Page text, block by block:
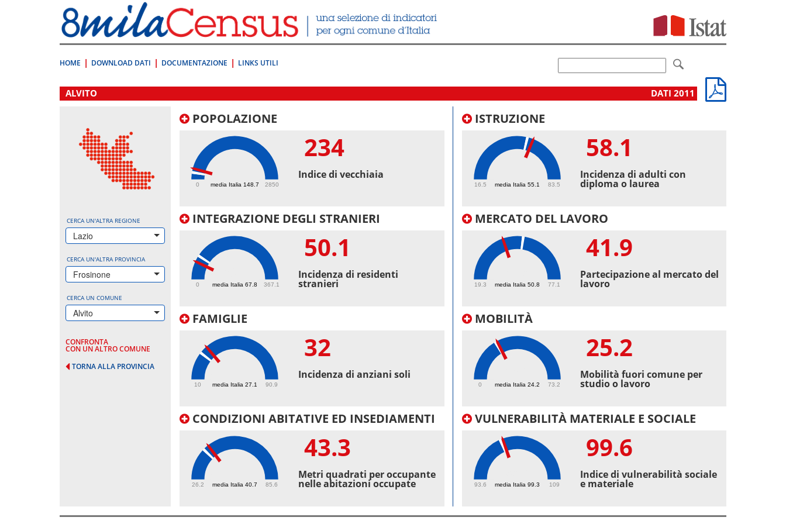
direttamente
a:
Contenuto
HOME DOWNLOAD DATI DOCUMENTAZIONE LINKS UTILI
.
ALVITO DATI 2011
CERCA UN'ALTRA REGIONE
Lazio
CERCA UN'ALTRA PROVINCIA
Frosinone
CERCA UN COMUNE
Alvito
CONFRONTA
CON UN ALTRO COMUNE
TORNA ALLA PROVINCIA
POPOLAZIONE
media Italia 148.7
0 2850
234
Indice di vecchiaia
INTEGRAZIONE DEGLI STRANIERI
media Italia 67.8
0 367.1
50.1
Incidenza di residenti
stranieri
FAMIGLIE
media Italia 27.1
10 90.9
32
Incidenza di anziani soli
CONDIZIONI ABITATIVE ED INSEDIAMENTI
media Italia 40.7
26.2 85.6
43.3
Metri quadrati per occupante
nelle abitazioni occupate
ISTRUZIONE
media Italia 55.1
16.5 83.5
58.1
Incidenza di adulti con
diploma o laurea
MERCATO DEL LAVORO
media Italia 50.8
19.3 77.1
41.9
Partecipazione al mercato del
lavoro
MOBILITÀ
media Italia 24.2
0 73.2
25.2
Mobilità fuori comune per
studio o lavoro
VULNERABILITÀ MATERIALE E SOCIALE
media Italia 99.3
93.6 109
99.6
Indice di vulnerabilità sociale
e materiale